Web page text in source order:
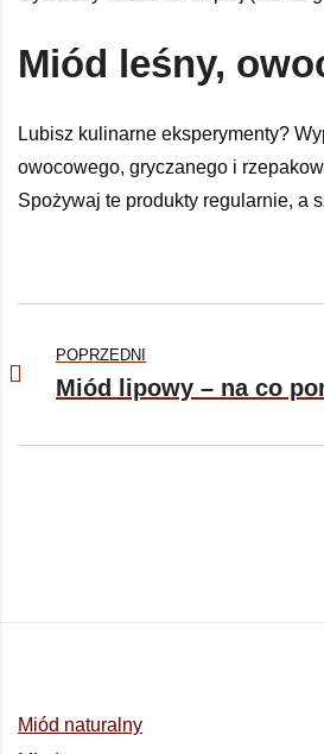
Miód leśny,
Lubisz kulinarne eksperymenty?
owocowego, gryczanego i
Spożywaj te produkty regularnie, a
POPRZEDNI
Miód lipowy – na co
Miód naturalny